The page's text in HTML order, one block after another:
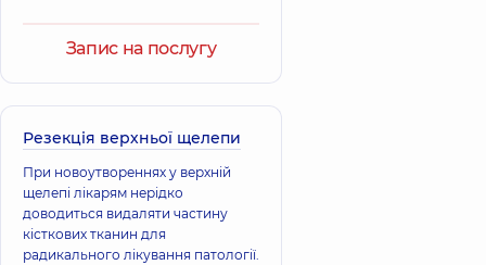
Запис на послугу
Резекція верхньої щелепи
При новоутвореннях у верхній
щелепі лікарям нерідко
доводиться видаляти частину
кісткових тканин для
радикального лікування патології.